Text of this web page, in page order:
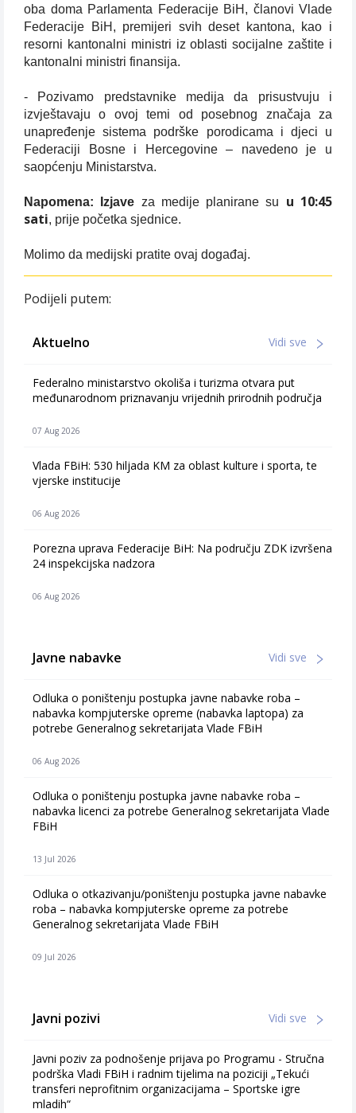
oba doma Parlamenta Federacije BiH, članovi Vlade
Federacije BiH, premijeri svih deset kantona, kao i
resorni kantonalni ministri iz oblasti socijalne zaštite i
kantonalni ministri finansija.
- Pozivamo predstavnike medija da prisustvuju i
izvještavaju o ovoj temi od posebnog značaja za
unapređenje sistema podrške porodicama i djeci u
Federaciji Bosne i Hercegovine – navedeno je u
saopćenju Ministarstva.
Napomena: Izjave za medije planirane su u 10:45
sati, prije početka sjednice.
Molimo da medijski pratite ovaj događaj.
Podijeli putem:
Aktuelno Vidi sve
Federalno ministarstvo okoliša i turizma otvara put
međunarodnom priznavanju vrijednih prirodnih područja
07 Aug 2026
Vlada FBiH: 530 hiljada KM za oblast kulture i sporta, te
vjerske institucije
06 Aug 2026
Porezna uprava Federacije BiH: Na području ZDK izvršena
24 inspekcijska nadzora
06 Aug 2026
Javne nabavke Vidi sve
Odluka o poništenju postupka javne nabavke roba –
nabavka kompjuterske opreme (nabavka laptopa) za
potrebe Generalnog sekretarijata Vlade FBiH
06 Aug 2026
Odluka o poništenju postupka javne nabavke roba –
nabavka licenci za potrebe Generalnog sekretarijata Vlade
FBiH
13 Jul 2026
Odluka o otkazivanju/poništenju postupka javne nabavke
roba – nabavka kompjuterske opreme za potrebe
Generalnog sekretarijata Vlade FBiH
09 Jul 2026
Javni pozivi Vidi sve
Javni poziv za podnošenje prijava po Programu - Stručna
podrška Vladi FBiH i radnim tijelima na poziciji „Tekući
transferi neprofitnim organizacijama – Sportske igre
mladih“